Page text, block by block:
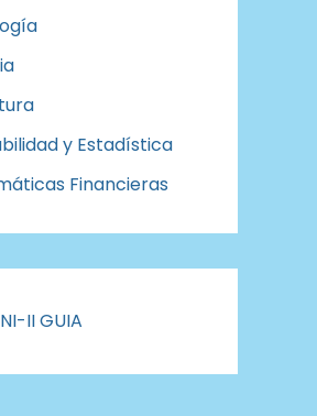
y Estadística
Financieras